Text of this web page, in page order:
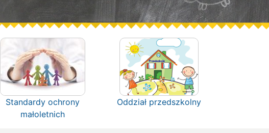
Standardy ochrony
małoletnich
Oddział przedszkolny